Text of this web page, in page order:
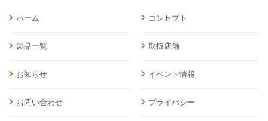
ホーム
製品一覧
お知らせ
お問い合わせ
コンセプト
取扱店舗
イベント情報
プライバシー